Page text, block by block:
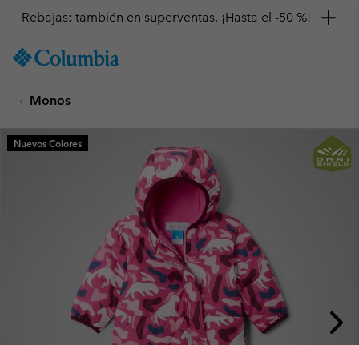
TO
SKIP
MAIN
NAV
Rebajas: también en superventas. ¡Hasta el -50 %!
Monos
Nuevos Colores